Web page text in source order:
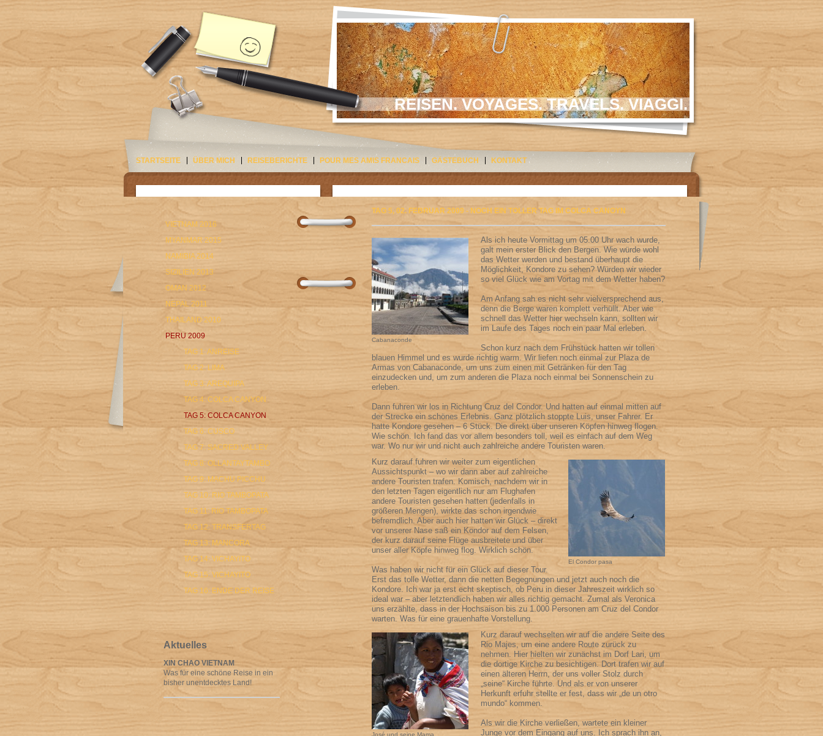
REISEN. VOYAGES. TRAVELS. VIAGGI.
STARTSEITE ÜBER MICH REISEBERICHTE POUR MES AMIS FRANCAIS GÄSTEBUCH KONTAKT
TAG 5, 02. FEBRUAR 2009 - NOCH EIN TOLLER TAG IM COLCA CANOYN
Cabanaconde
Als ich heute Vormittag um 05.00 Uhr wach wurde,
galt mein erster Blick den Bergen. Wie würde wohl
das Wetter werden und bestand überhaupt die
Möglichkeit, Kondore zu sehen? Würden wir wieder
so viel Glück wie am Vortag mit dem Wetter haben?
Am Anfang sah es nicht sehr vielversprechend aus,
denn die Berge waren komplett verhüllt. Aber wie
schnell das Wetter hier wechseln kann, sollten wir
im Laufe des Tages noch ein paar Mal erleben.
Schon kurz nach dem Frühstück hatten wir tollen
blauen Himmel und es wurde richtig warm. Wir liefen noch einmal zur Plaza de
Armas von Cabanaconde, um uns zum einen mit Getränken für den Tag
einzudecken und, um zum anderen die Plaza noch einmal bei Sonnenschein zu
erleben.
Dann fuhren wir los in Richtung Cruz del Condor. Und hatten auf einmal mitten auf
der Strecke ein schönes Erlebnis. Ganz plötzlich stoppte Luis, unser Fahrer. Er
hatte Kondore gesehen – 6 Stück. Die direkt über unseren Köpfen hinweg flogen.
Wie schön. Ich fand das vor allem besonders toll, weil es einfach auf dem Weg
war. Wo nur wir und nicht auch zahlreiche andere Touristen waren.
El Condor pasa
Kurz darauf fuhren wir weiter zum eigentlichen
Aussichtspunkt – wo wir dann aber auf zahlreiche
andere Touristen trafen. Komisch, nachdem wir in
den letzten Tagen eigentlich nur am Flughafen
andere Touristen gesehen hatten (jedenfalls in
größeren Mengen), wirkte das schon irgendwie
befremdlich. Aber auch hier hatten wir Glück – direkt
vor unserer Nase saß ein Kondor auf dem Felsen,
der kurz darauf seine Flüge ausbreitete und über
unser aller Köpfe hinweg flog. Wirklich schön.
Was haben wir nicht für ein Glück auf dieser Tour.
Erst das tolle Wetter, dann die netten Begegnungen und jetzt auch noch die
Kondore. Ich war ja erst echt skeptisch, ob Peru in dieser Jahreszeit wirklich so
ideal war – aber letztendlich haben wir alles richtig gemacht. Zumal als Veronica
uns erzählte, dass in der Hochsaison bis zu 1.000 Personen am Cruz del Condor
warten. Was für eine grauenhafte Vorstellung.
José und seine Mama
Kurz darauf wechselten wir auf die andere Seite des
Rio Majes, um eine andere Route zurück zu
nehmen. Hier hielten wir zunächst im Dorf Lari, um
die dortige Kirche zu besichtigen. Dort trafen wir auf
einen älteren Herrn, der uns voller Stolz durch
„seine“ Kirche führte. Und als er von unserer
Herkunft erfuhr stellte er fest, dass wir „de un otro
mundo“ kommen.
Als wir die Kirche verließen, wartete ein kleiner
Junge vor dem Eingang auf uns. Ich sprach ihn an,
VIETNAM 2016
MYANMAR 2015
NAMIBIA 2014
SIZILIEN 2013
OMAN 2012
NEPAL 2011
THAILAND 2010
PERU 2009
TAG 1: ANREISE
TAG 2: LIMA
TAG 3: AREQUIPA
TAG 4: COLCA CANYON
TAG 5: COLCA CANYON
TAG 6: CUSCO
TAG 7: SACRED VALLEY
TAG 8: OLLANTAYTAMBO
TAG 9: MACHU PICCHU
TAG 10: RIO TAMBOPATA
TAG 11: RIO TAMBOPATA
TAG 12: TRANSFERTAG
TAG 13: MANCORA
TAG 14: VICHAYITO
TAG 15: VICHAYITO
TAG 16: ENDE DER REISE
Aktuelles
XIN CHAO VIETNAM
Was für eine schöne Reise in ein
bisher unentdecktes Land!